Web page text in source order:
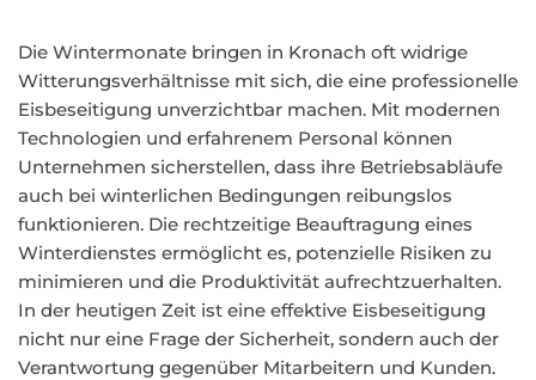
Die Wintermonate bringen in Kronach oft widrige
Witterungsverhältnisse mit sich, die eine professionelle
Eisbeseitigung unverzichtbar machen. Mit modernen
Technologien und erfahrenem Personal können
Unternehmen sicherstellen, dass ihre Betriebsabläufe
auch bei winterlichen Bedingungen reibungslos
funktionieren. Die rechtzeitige Beauftragung eines
Winterdienstes ermöglicht es, potenzielle Risiken zu
minimieren und die Produktivität aufrechtzuerhalten.
In der heutigen Zeit ist eine effektive Eisbeseitigung
nicht nur eine Frage der Sicherheit, sondern auch der
Verantwortung gegenüber Mitarbeitern und Kunden.